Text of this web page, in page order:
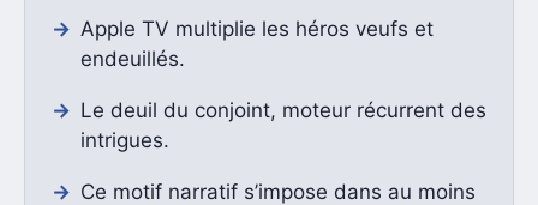
Apple TV multiplie les héros veufs et
endeuillés.
Le deuil du conjoint, moteur récurrent des
intrigues.
Ce motif narratif s’impose dans au moins